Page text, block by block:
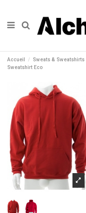
Accueil Sweats &
Sweatshirt Eco